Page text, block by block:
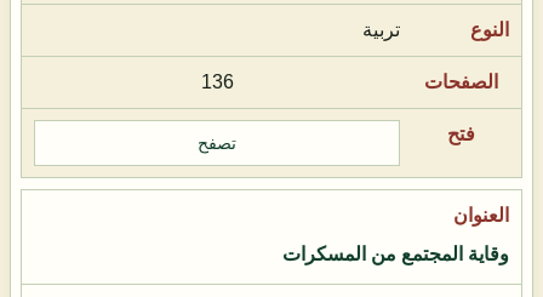
تربية
136
تصفح
وقاية المجتمع من المسكرات